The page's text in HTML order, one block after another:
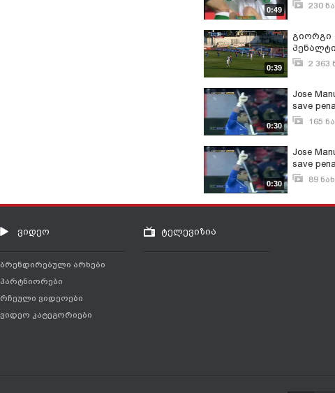
0:49 230
0:39
გიორგი
Giorgi2 363
0:30
Jose
save
165
0:30
Jose
save
89
ვიდეო
ბრენდირებული არხები
პარტნიორები
რჩეული ვიდეოები
ვიდეო კატეგორიები
ტელევიზია